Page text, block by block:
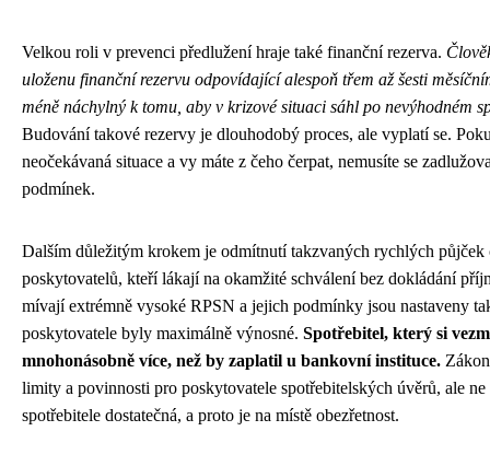
Velkou roli v prevenci předlužení hraje také finanční rezerva.
uloženu finanční rezervu odpovídající alespoň třem až šesti
méně náchylný k tomu, aby v krizové situaci sáhl po nevýhodném
Budování takové rezervy je dlouhodobý proces, ale vyplatí se.
neočekávaná situace a vy máte z čeho čerpat, nemusíte se
podmínek.
Dalším důležitým krokem je odmítnutí takzvaných rychlých půjček
poskytovatelů, kteří lákají na okamžité schválení bez dokládání
mívají extrémně vysoké RPSN a jejich podmínky jsou nastaveny
poskytovatele byly maximálně výnosné. Spotřebitel, který si
mnohonásobně více, než by zaplatil u bankovní instituce.
limity a povinnosti pro poskytovatele spotřebitelských úvěrů, ale
spotřebitele dostatečná, a proto je na místě obezřetnost.